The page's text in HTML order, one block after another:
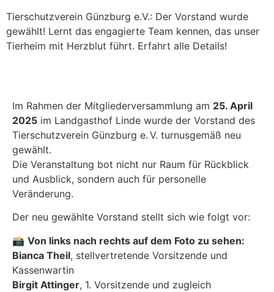
Tierschutzverein Günzburg e.V.: Der Vorstand wurde
gewählt! Lernt das engagierte Team kennen, das unser
Tierheim mit Herzblut führt. Erfahrt alle Details!
Im Rahmen der Mitgliederversammlung am 25. April
2025 im Landgasthof Linde wurde der Vorstand des
Tierschutzverein Günzburg e. V. turnusgemäß neu
gewählt.
Die Veranstaltung bot nicht nur Raum für Rückblick
und Ausblick, sondern auch für personelle
Veränderung.
Der neu gewählte Vorstand stellt sich wie folgt vor:
📸 Von links nach rechts auf dem Foto zu sehen:
Bianca Theil, stellvertretende Vorsitzende und
Kassenwartin
Birgit Attinger, 1. Vorsitzende und zugleich